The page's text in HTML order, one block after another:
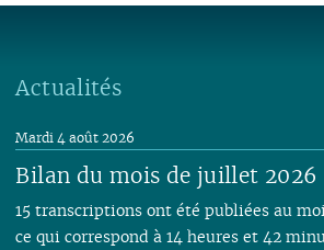
Actualités
Bilan du mois de juillet 2026
Mardi 4 août 2026
15 transcriptions ont été publiées au
ce qui correspond à 14 heures et 42